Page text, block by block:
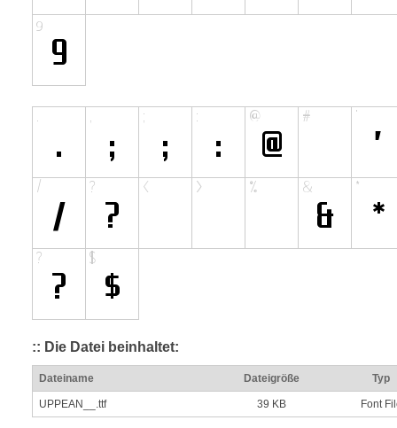
:: Die Datei beinhaltet:
Dateiname Dateigröße Typ
UPPEAN__.ttf 39 KB Font